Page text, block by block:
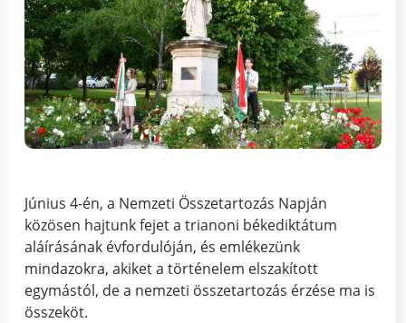
Június 4-én, a Nemzeti Összetartozás Napján
közösen hajtunk fejet a trianoni békediktátum
aláírásának évfordulóján, és emlékezünk
mindazokra, akiket a történelem elszakított
egymástól, de a nemzeti összetartozás érzése ma is
összeköt.